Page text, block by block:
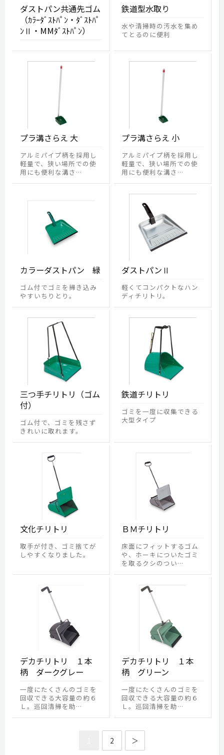
ダストパン共通先ゴム
（ｶﾗｰﾀﾞｽﾄﾊﾟﾝ・ﾀﾞｽﾄﾊﾟ
ﾝⅡ・MMﾀﾞｽﾄﾊﾟﾝ）
鉄道型水取り
水や清掃時の汚水を集め
てとるのに便利
プラ溝さらえ 大
アルミパイプ柄を採用し
軽量で、狭い場所での使
用にも便利な溝さ…
プラ溝さらえ 小
アルミパイプ柄を採用し
軽量で、狭い場所での使
用にも便利な溝さ…
カラーダストパン 緑
ゴム付でゴミを掃き込み
やすいちりとり。
ダストパンⅡ
軽くてコンパクトなハン
ディチリトリ。
三つ手チリトリ（ゴム
付）
ゴム付で、ゴミを残さず
きれいに取れます。
鉄道チリトリ
ゴミを一度に収集できる
大型タイプ
文化チリトリ
取手が付き、ゴミ捨てが
しやすくなりました。
ＢＭチリトリ
床面にフィットするゴム
や、ホーキについたゴミ
を取るクシのつい…
デカチリトリ １本
柄 ダークグレー
一度にたくさんのゴミを
回収できる大容量の約６
Ｌ。巡回清掃を助…
デカチリトリ １本
柄 グリーン
一度にたくさんのゴミを
回収できる大容量の約６
Ｌ。巡回清掃を助…
2 ＞